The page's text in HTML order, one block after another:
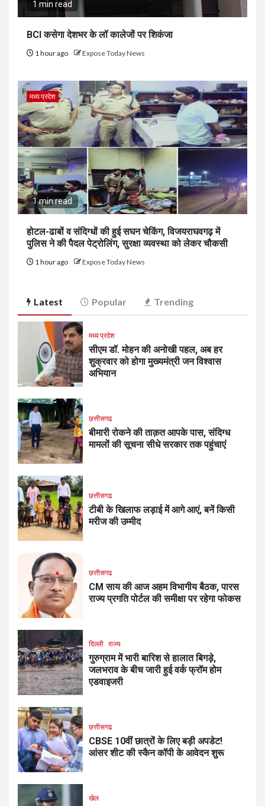
1 min read
BCI कसेगा देशभर के लॉ कालेजों पर शिकंजा
1 hour ago Expose Today News
मध्य प्रदेश
1 min read
होटल-ढाबों व संदिग्धों की हुई सघन चेकिंग, विजयराघवगढ़ में
पुलिस ने की पैदल पेट्रोलिंग, सुरक्षा व्यवस्था को लेकर चौकसी
1 hour ago Expose Today News
Latest Popular Trending
मध्य प्रदेश
सीएम डॉ. मोहन की अनोखी पहल, अब हर
शुक्रवार को होगा मुख्यमंत्री जन विश्वास
अभियान
छत्तीसगढ
बीमारी रोकने की ताक़त आपके पास, संदिग्ध
मामलों की सूचना सीधे सरकार तक पहुंचाएं
छत्तीसगढ
टीबी के खिलाफ लड़ाई में आगे आएं, बनें किसी
मरीज की उम्मीद
छत्तीसगढ
CM साय की आज अहम विभागीय बैठक, पारस
राज्य प्रगति पोर्टल की समीक्षा पर रहेगा फोकस
दिल्ली राज्य
गुरुग्राम में भारी बारिश से हालात बिगड़े,
जलभराव के बीच जारी हुई वर्क फ्रॉम होम
एडवाइजरी
छत्तीसगढ
CBSE 10वीं छात्रों के लिए बड़ी अपडेट!
आंसर शीट की स्कैन कॉपी के आवेदन शुरू
खेल